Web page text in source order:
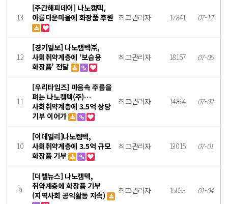
13
[주간해피데이] 나노캠텍,
아름다운마을에 화장품 후원 최고관리자 17841 07-12
12
[경기일보] 나노캠텍㈜,
사회취약계층에 ‘보습용
화장품’ 전달
최고관리자 18157 07-05
11
[우리타임즈] 마음속 주름을
펴는 나노캠텍(주)…
사회취약계층에 3.5억 상당
기부 이어가
최고관리자 14864 07-02
10
[이데일리]나노켐텍,
사회취약계층에 3.5억 규모
화장품 기부
최고관리자 13015 07-01
9
[더벨뉴스] 나노캠텍,
취약계층에 화장품 기부
(지역사회 공익활동 지속)
최고관리자 15033 01-04